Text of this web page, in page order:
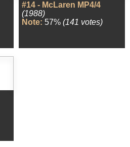
#14 - McLaren MP4/4
(1988)
Note: 57% (141 votes)